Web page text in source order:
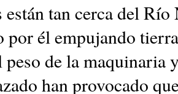
tan cerca del Río
por él empujando
peso de la maquinaria
han provocado